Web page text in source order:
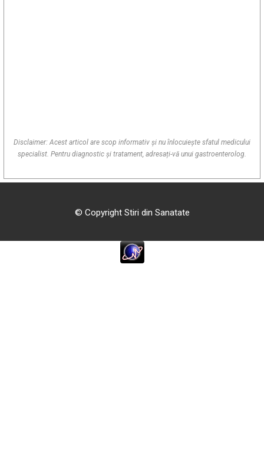
Disclaimer: Acest articol are scop informativ și nu înlocuiește sfatul medicului
specialist. Pentru diagnostic și tratament, adresați-vă unui gastroenterolog.
© Copyright Stiri din Sanatate